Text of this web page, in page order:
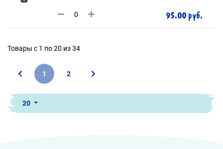
95.00 руб.
Товары с 1 по 20 из 34
1 2
20